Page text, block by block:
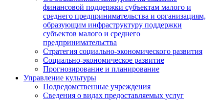
финансовой поддержки субъектам малого и
среднего предпринимательства и организациям,
образующим инфраструктуру поддержки
субъектов малого и среднего
предпринимательства
Стратегия социально-экономического развития
Социально-экономическое развитие
Прогнозирование и планирование
Управление культуры
Подведомственные учреждения
Сведения о видах предоставляемых услуг